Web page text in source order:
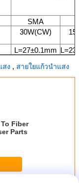
SMA
30W(CW)
L=27±0.1mm
สง , สายใยแก้วนำแสง
Fiber
Parts